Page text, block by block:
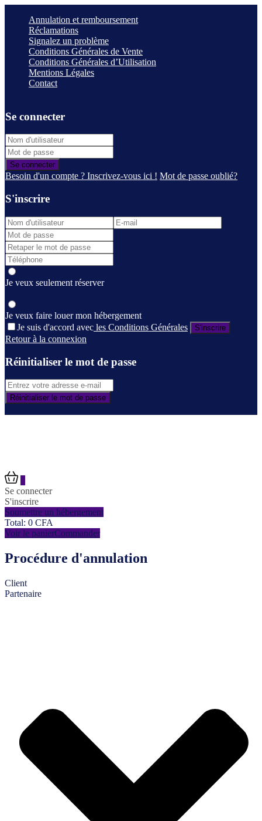
Annulation et remboursement
Réclamations
Signalez un problème
Conditions Générales de Vente
Conditions Générales d’Utilisation
Mentions Légales
Contact
Se connecter
Se connecter
Besoin d'un compte ? Inscrivez-vous ici ! Mot de passe oublié?
S'inscrire
Je veux seulement réserver
Je veux faire louer mon hébergement
Je suis d'accord avec les Conditions Générales S'inscrire
Retour à la connexion
Réinitialiser le mot de passe
Réinitialiser le mot de passe
Se connecter
S'inscrire
Soumettre un hébergement
Total: 0 CFA
Voir le panierCommander
Procédure d'annulation
Client
Partenaire